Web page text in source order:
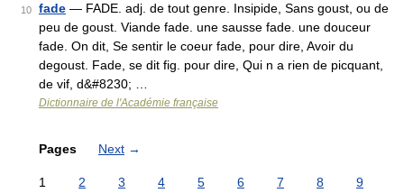
10 fade — FADE. adj. de tout genre. Insipide, Sans goust, ou de
peu de goust. Viande fade. une sausse fade. une douceur
fade. On dit, Se sentir le coeur fade, pour dire, Avoir du
degoust. Fade, se dit fig. pour dire, Qui n a rien de picquant,
de vif, d&#8230; …
Dictionnaire de l'Académie française
Pages Next →
1 2 3 4 5 6 7 8
9